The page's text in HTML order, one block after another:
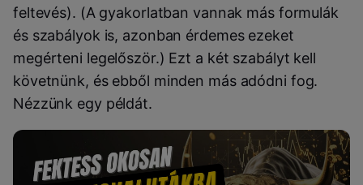
feltevés). (A gyakorlatban vannak más formulák
és szabályok is, azonban érdemes ezeket
megérteni legelőször.) Ezt a két szabályt kell
követnünk, és ebből minden más adódni fog.
Nézzünk egy példát.